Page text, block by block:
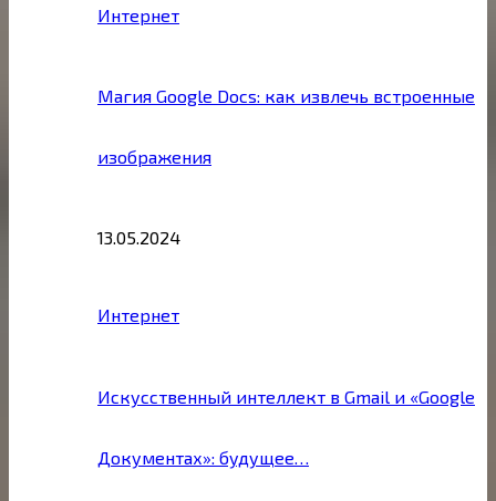
Интернет
Магия Google Docs: как извлечь встроенные
изображения
13.05.2024
Интернет
Искусственный интеллект в Gmail и «Google
Документах»: будущее…